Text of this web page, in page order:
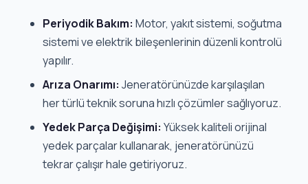
Periyodik Bakım: Motor, yakıt sistemi, soğutma
sistemi ve elektrik bileşenlerinin düzenli kontrolü
yapılır.
Arıza Onarımı: Jeneratörünüzde karşılaşılan
her türlü teknik soruna hızlı çözümler sağlıyoruz.
Yedek Parça Değişimi: Yüksek kaliteli orijinal
yedek parçalar kullanarak, jeneratörünüzü
tekrar çalışır hale getiriyoruz.